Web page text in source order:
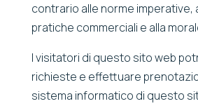
contrario alle norme imperative,
pratiche commerciali e alla
I visitatori di questo sito web
richieste e effettuare
sistema informatico di questo